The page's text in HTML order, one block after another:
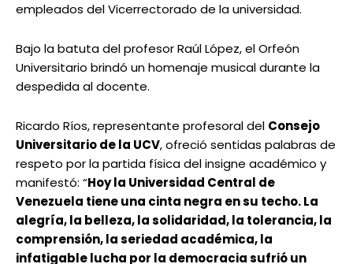
empleados del Vicerrectorado de la universidad.
Bajo la batuta del profesor Raúl López, el Orfeón
Universitario brindó un homenaje musical durante la
despedida al docente.
Ricardo Ríos, representante profesoral del Consejo
Universitario de la UCV, ofreció sentidas palabras de
respeto por la partida física del insigne académico y
manifestó: “Hoy la Universidad Central de
Venezuela tiene una cinta negra en su techo. La
alegría, la belleza, la solidaridad, la tolerancia, la
comprensión, la seriedad académica, la
infatigable lucha por la democracia sufrió un